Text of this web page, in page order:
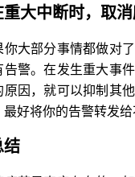
重大中断时，取
你大部分事情都做对
告警。在发生重大事
原因，就可以抑制其
最好将你的告警转发
结